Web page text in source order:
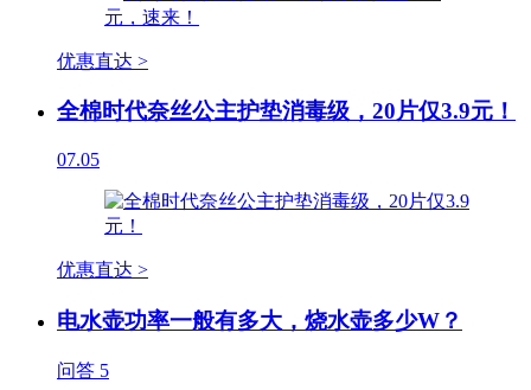
优惠直达 >
全棉时代奈丝公主护垫消毒级，20片仅3.9元！
07.05
优惠直达 >
电水壶功率一般有多大，烧水壶多少W？
问答 5